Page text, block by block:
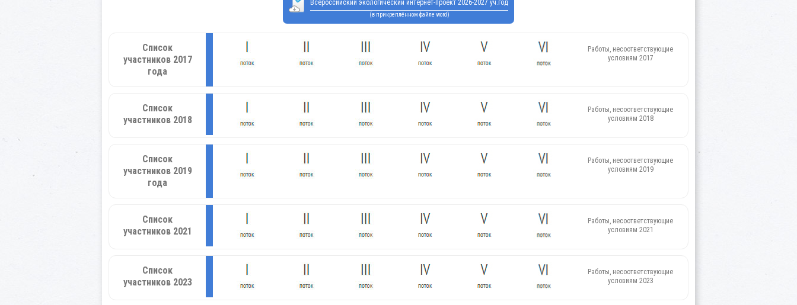
Всероссийский экологический интернет-проект 2026-2027 уч.год
(в прикреплённом файле word)
Список
участников 2017
года
Работы, несоответствующие
условиям 2017
Список
участников 2018
Работы, несоответствующие
условиям 2018
Список
участников 2019
года
Работы, несоответствующие
условиям 2019
Список
участников 2021
Работы, несоответствующие
условиям 2021
Список
участников 2023
Работы, несоответствующие
условиям 2023